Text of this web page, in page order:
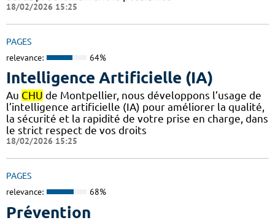
18/02/2026 15:25
PAGES
relevance: 64%
Intelligence Artificielle (IA)
Au CHU de Montpellier, nous développons l’usage de
l’intelligence artificielle (IA) pour améliorer la qualité,
la sécurité et la rapidité de votre prise en charge, dans
le strict respect de vos droits
18/02/2026 15:25
PAGES
relevance: 68%
Prévention